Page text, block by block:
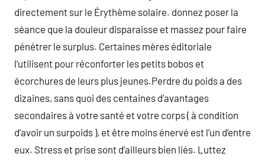
directement sur le Érythème solaire. donnez poser la
séance que la douleur disparaisse et massez pour faire
pénétrer le surplus. Certaines mères éditoriale
l’utilisent pour réconforter les petits bobos et
écorchures de leurs plus jeunes.Perdre du poids a des
dizaines, sans quoi des centaines d’avantages
secondaires à votre santé et votre corps ( à condition
d’avoir un surpoids ), et être moins énervé est l’un d’entre
eux. Stress et prise sont d’ailleurs bien liés. Luttez